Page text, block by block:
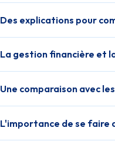
Des explications pour
La gestion financière et
Une comparaison avec
L'importance de se faire